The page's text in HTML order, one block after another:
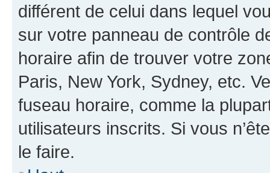
différent de celui dans lequel
sur votre panneau de contrôle
horaire afin de trouver votre
Paris, New York, Sydney, etc.
fuseau horaire, comme la
utilisateurs inscrits. Si vous
le faire.